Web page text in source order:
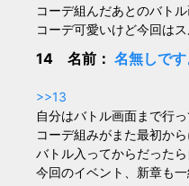
コーデ組んだあとのバト
コーデ可愛いけど今回は
14 名前： 名無しです
>>13
自分はバトル画面まで行
コーデ組みがまた最初か
バトル入ってからだった
今回のイベント、新章も